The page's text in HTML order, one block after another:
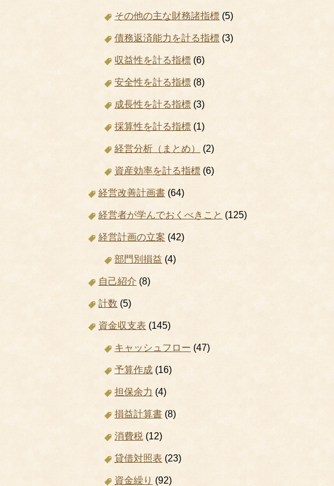
その他の主な財務諸指標 (5)
債務返済能力を計る指標 (3)
収益性を計る指標 (6)
安全性を計る指標 (8)
成長性を計る指標 (3)
採算性を計る指標 (1)
経営分析（まとめ） (2)
資産効率を計る指標 (6)
経営改善計画書 (64)
経営者が学んでおくべきこと (125)
経営計画の立案 (42)
部門別損益 (4)
自己紹介 (8)
計数 (5)
資金収支表 (145)
キャッシュフロー (47)
予算作成 (16)
担保余力 (4)
損益計算書 (8)
消費税 (12)
貸借対照表 (23)
資金繰り (92)